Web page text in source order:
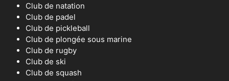
Club de natation
Club de padel
Club de pickleball
Club de plongée sous marine
Club de rugby
Club de ski
Club de squash